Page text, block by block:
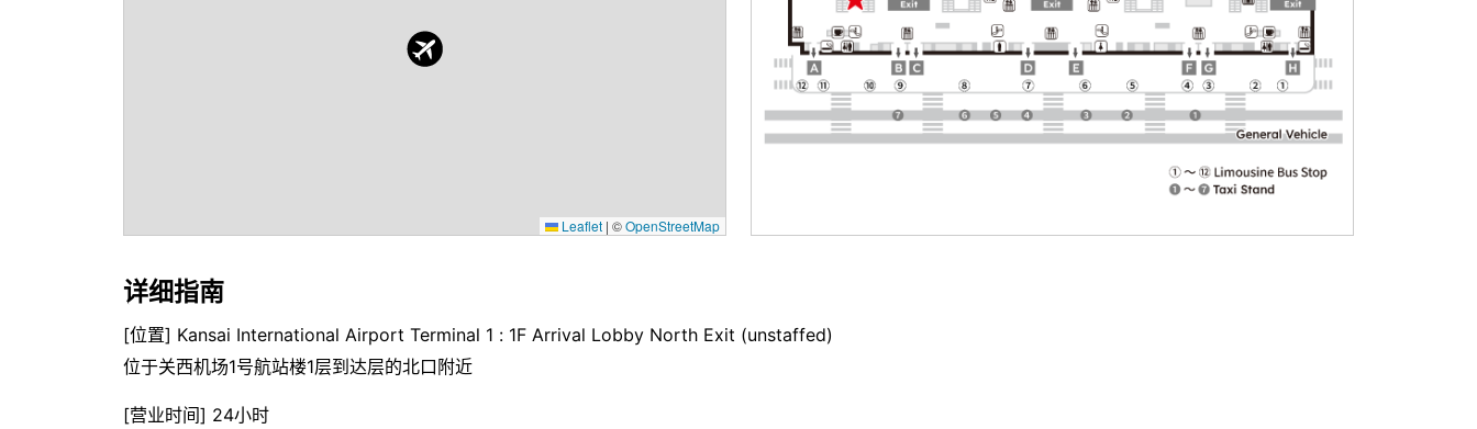
Leaflet | ©OpenStreetMap
详细指南
[位置] Kansai International Airport Terminal 1 : 1F Arrival Lobby North Exit (unstaffed)
位于关西机场1号航站楼1层到达层的北口附近
[营业时间] 24小时